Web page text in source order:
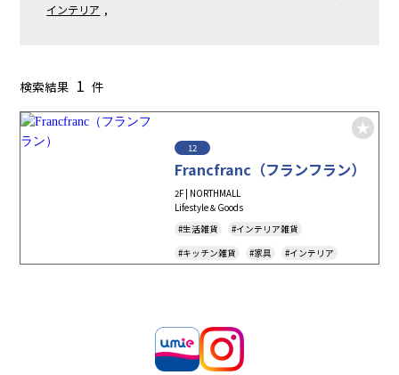
インテリア ,
検索結果 1 件
12
Francfranc（フランフラン）
2F | NORTHMALL
Lifestyle＆Goods
#生活雑貨
#インテリア雑貨
#キッチン雑貨
#家具
#インテリア
#Souvenir
#Household-Appliances
#Fashionable